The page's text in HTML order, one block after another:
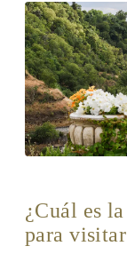
¿Cuál es
para